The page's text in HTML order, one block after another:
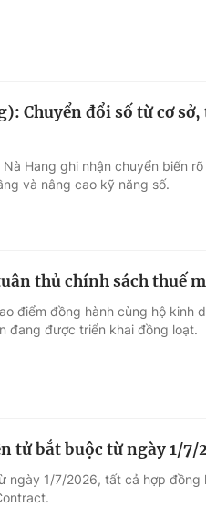
Chuyển đổi số từ cơ
Hang ghi nhận chuyển biến
và nâng cao kỹ năng số.
thủ chính sách thuế
điểm đồng hành cùng hộ kinh
đang được triển khai đồng loạt.
tử bắt buộc từ ngày 1/7/
ngày 1/7/2026, tất cả hợp